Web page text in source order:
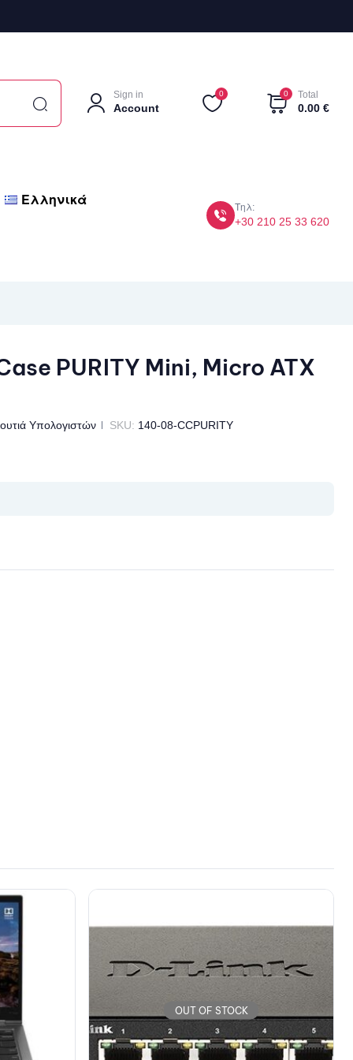
Sign in
Account
0 0 Total
0.00 €
Ελληνικά Τηλ:
+30 210 25 33 620
PURITY Mini, Micro ATX
Υπολογιστών SKU: 140-08-CCPURITY
OUT OF STOCK